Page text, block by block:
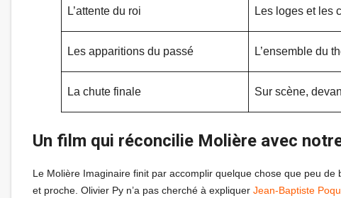
L’attente du roi Les loges et les
Les apparitions du passé L’ensemble du
La chute finale Sur scène,
Un film qui réconcilie Molière avec
Le Molière Imaginaire finit par accomplir quelque chose que peu
et proche. Olivier Py n’a pas cherché à expliquer Jean-Baptiste